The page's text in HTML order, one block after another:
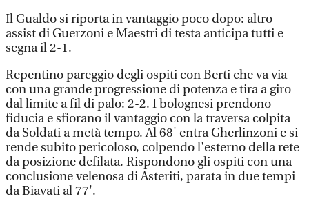
Il Gualdo si riporta in vantaggio poco dopo: altro
assist di Guerzoni e Maestri di testa anticipa tutti e
segna il 2-1.
Repentino pareggio degli ospiti con Berti che va via
con una grande progressione di potenza e tira a giro
dal limite a fil di palo: 2-2. I bolognesi prendono
fiducia e sfiorano il vantaggio con la traversa colpita
da Soldati a metà tempo. Al 68' entra Gherlinzoni e si
rende subito pericoloso, colpendo l'esterno della rete
da posizione defilata. Rispondono gli ospiti con una
conclusione velenosa di Asteriti, parata in due tempi
da Biavati al 77'.